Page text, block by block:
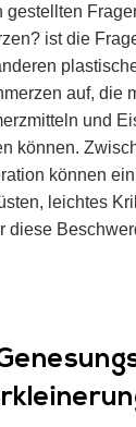
gestellten
ist die
auf, die
und
können.
können
leichtes
diese